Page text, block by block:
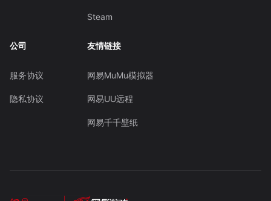
Steam
公司
服务协议
隐私协议
友情链接
网易MuMu模拟器
网易UU远程
网易千千壁纸